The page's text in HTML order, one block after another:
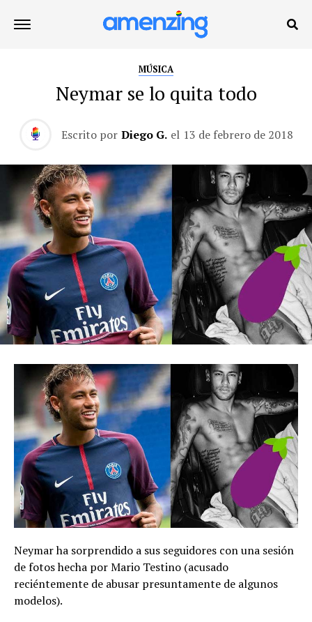
MÚSICA
Neymar se lo quita todo
Escrito por Diego G. el 13 de febrero de 2018
Neymar ha sorprendido a sus seguidores con una sesión
de fotos hecha por Mario Testino (acusado
reciéntemente de abusar presuntamente de algunos
modelos).